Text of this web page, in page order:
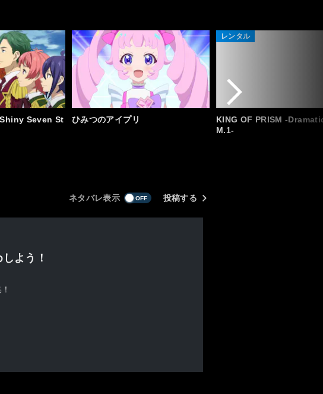
Seven St
ひみつのアイプリ
レンタル
KING OF PRISM -
M.1-
ネタバレ表示 投稿する
よう！